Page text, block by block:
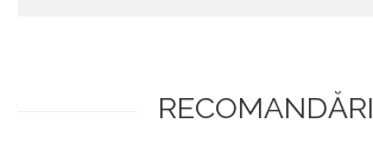
RECOMANDĂRI